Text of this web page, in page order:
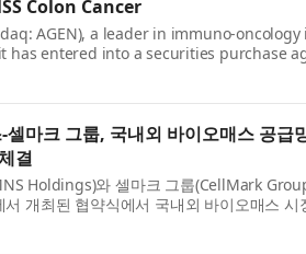
Colon Cancer
AGEN), a leader in immuno-
has entered into a securities purchase
$85 million in upfront gross
셀마크 그룹, 국내외 바이오매스 공급
결
Holdings)와 셀마크 그룹(CellMark
서 개최된 협약식에서 국내외 바이오매스 시
연료 공급망 구축을 위한 우드칩 및 바이오